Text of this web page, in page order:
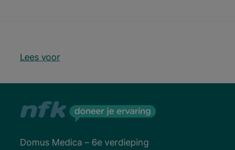
Lees voor
Domus Medica – 6e verdieping